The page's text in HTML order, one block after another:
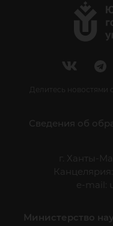
Делитесь новостями
Сведения об
г. Ханты-
e-mail:
Министерство